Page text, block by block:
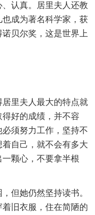
认真。居里夫人还教
成为著名科学家，获
贝尔奖，这是世界上
里夫人最大的特点就
好的成绩，并不容
须努力工作，坚持不
自己，就不会有多大
颗心，不要拿半根
但她仍然坚持读书。
旧衣服，住在简陋的